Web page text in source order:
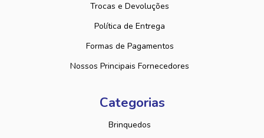
Trocas e Devoluções
Política de Entrega
Formas de Pagamentos
Nossos Principais Fornecedores
Categorias
Brinquedos